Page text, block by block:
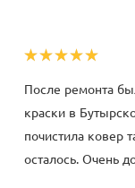
После ремонта
краски в
почистила ковер
осталось. Очень